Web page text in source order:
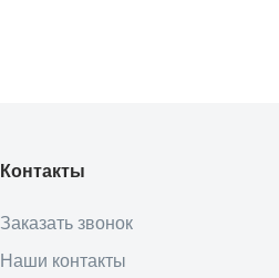
Контакты
Заказать звонок
Наши контакты